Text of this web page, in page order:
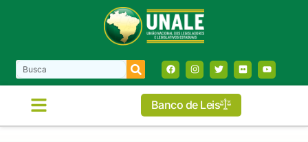
Banco de Leis